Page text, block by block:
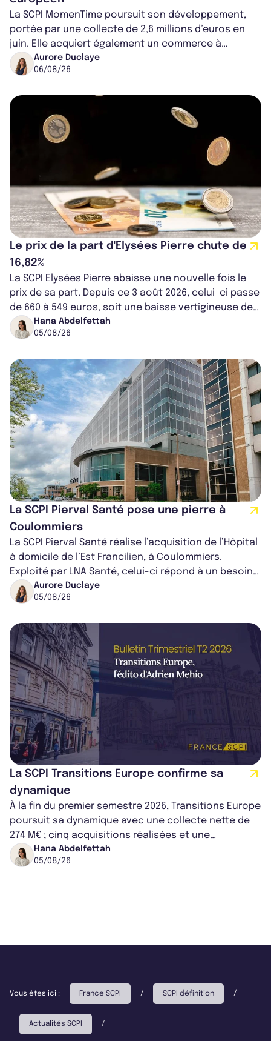
La SCPI MomenTime poursuit son développement,
portée par une collecte de 2,6 millions d’euros en
juin. Elle acquiert également un commerce à
Worcester, place une plateforme logisti...
Aurore Duclaye
06/08/26
Le prix de la part d'Elysées Pierre chute de
16,82%
La SCPI Elysées Pierre abaisse une nouvelle fois le
prix de sa part. Depuis ce 3 août 2026, celui-ci passe
de 660 à 549 euros, soit une baisse vertigineuse de
16,82%. Cette nouvell...
Hana Abdelfettah
05/08/26
La SCPI Pierval Santé pose une pierre à
Coulommiers
La SCPI Pierval Santé réalise l’acquisition de l’Hôpital
à domicile de l’Est Francilien, à Coulommiers.
Exploité par LNA Santé, celui-ci répond à un besoin
médical croissant, qui s...
Aurore Duclaye
05/08/26
La SCPI Transitions Europe confirme sa
dynamique
À la fin du premier semestre 2026, Transitions Europe
poursuit sa dynamique avec une collecte nette de
274 M€ ; cinq acquisitions réalisées et une
capitalisation portée à 1,38 Md€....
Hana Abdelfettah
05/08/26
Vous êtes ici : France SCPI / SCPI définition /
Actualités SCPI /